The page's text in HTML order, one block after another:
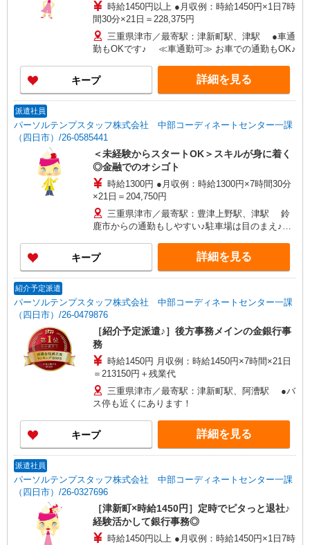
時給1450円以上 ●月収例：時給1450円×1日7時
間30分×21日＝228,375円
三重県津市／最寄駅：津新町駅、津駅 ●車通
勤もOKです♪ ≪車通勤可≫ お車での通勤もOK♪
キープ 詳細を見る
派遣社員
パーソルテンプスタッフ株式会社 中部コーディネートセンター一課
（四日市）/26-0585441
＜未経験からスタートOK＞スキルが身に着く
◎金融でのオシゴト
時給1300円 ●月収例：時給1300円×7時間30分
×21日＝204,750円
三重県津市／最寄駅：豊津上野駅、津駅 鈴
鹿市からの通勤もしやすい♪駐車場は目のまえ♪
り
キープ 詳細を見る
紹介予定派遣
パーソルテンプスタッフ株式会社 中部コーディネートセンター一課
（四日市）/26-0479876
［紹介予定派遣♪］後方事務メインの金銀行事
務
時給1450円 月収例：時給1450円×7時間×21日
＝213150円＋残業代
三重県津市／最寄駅：津新町駅、阿漕駅 ●バ
ス停も近くにあります！
キープ 詳細を見る
派遣社員
パーソルテンプスタッフ株式会社 中部コーディネートセンター一課
（四日市）/26-0327696
［津新町×時給1450円］定時でピタっと退社♪
経験活かして銀行事務◎
時給1450円以上 ●月収例：時給1450円×1日7時